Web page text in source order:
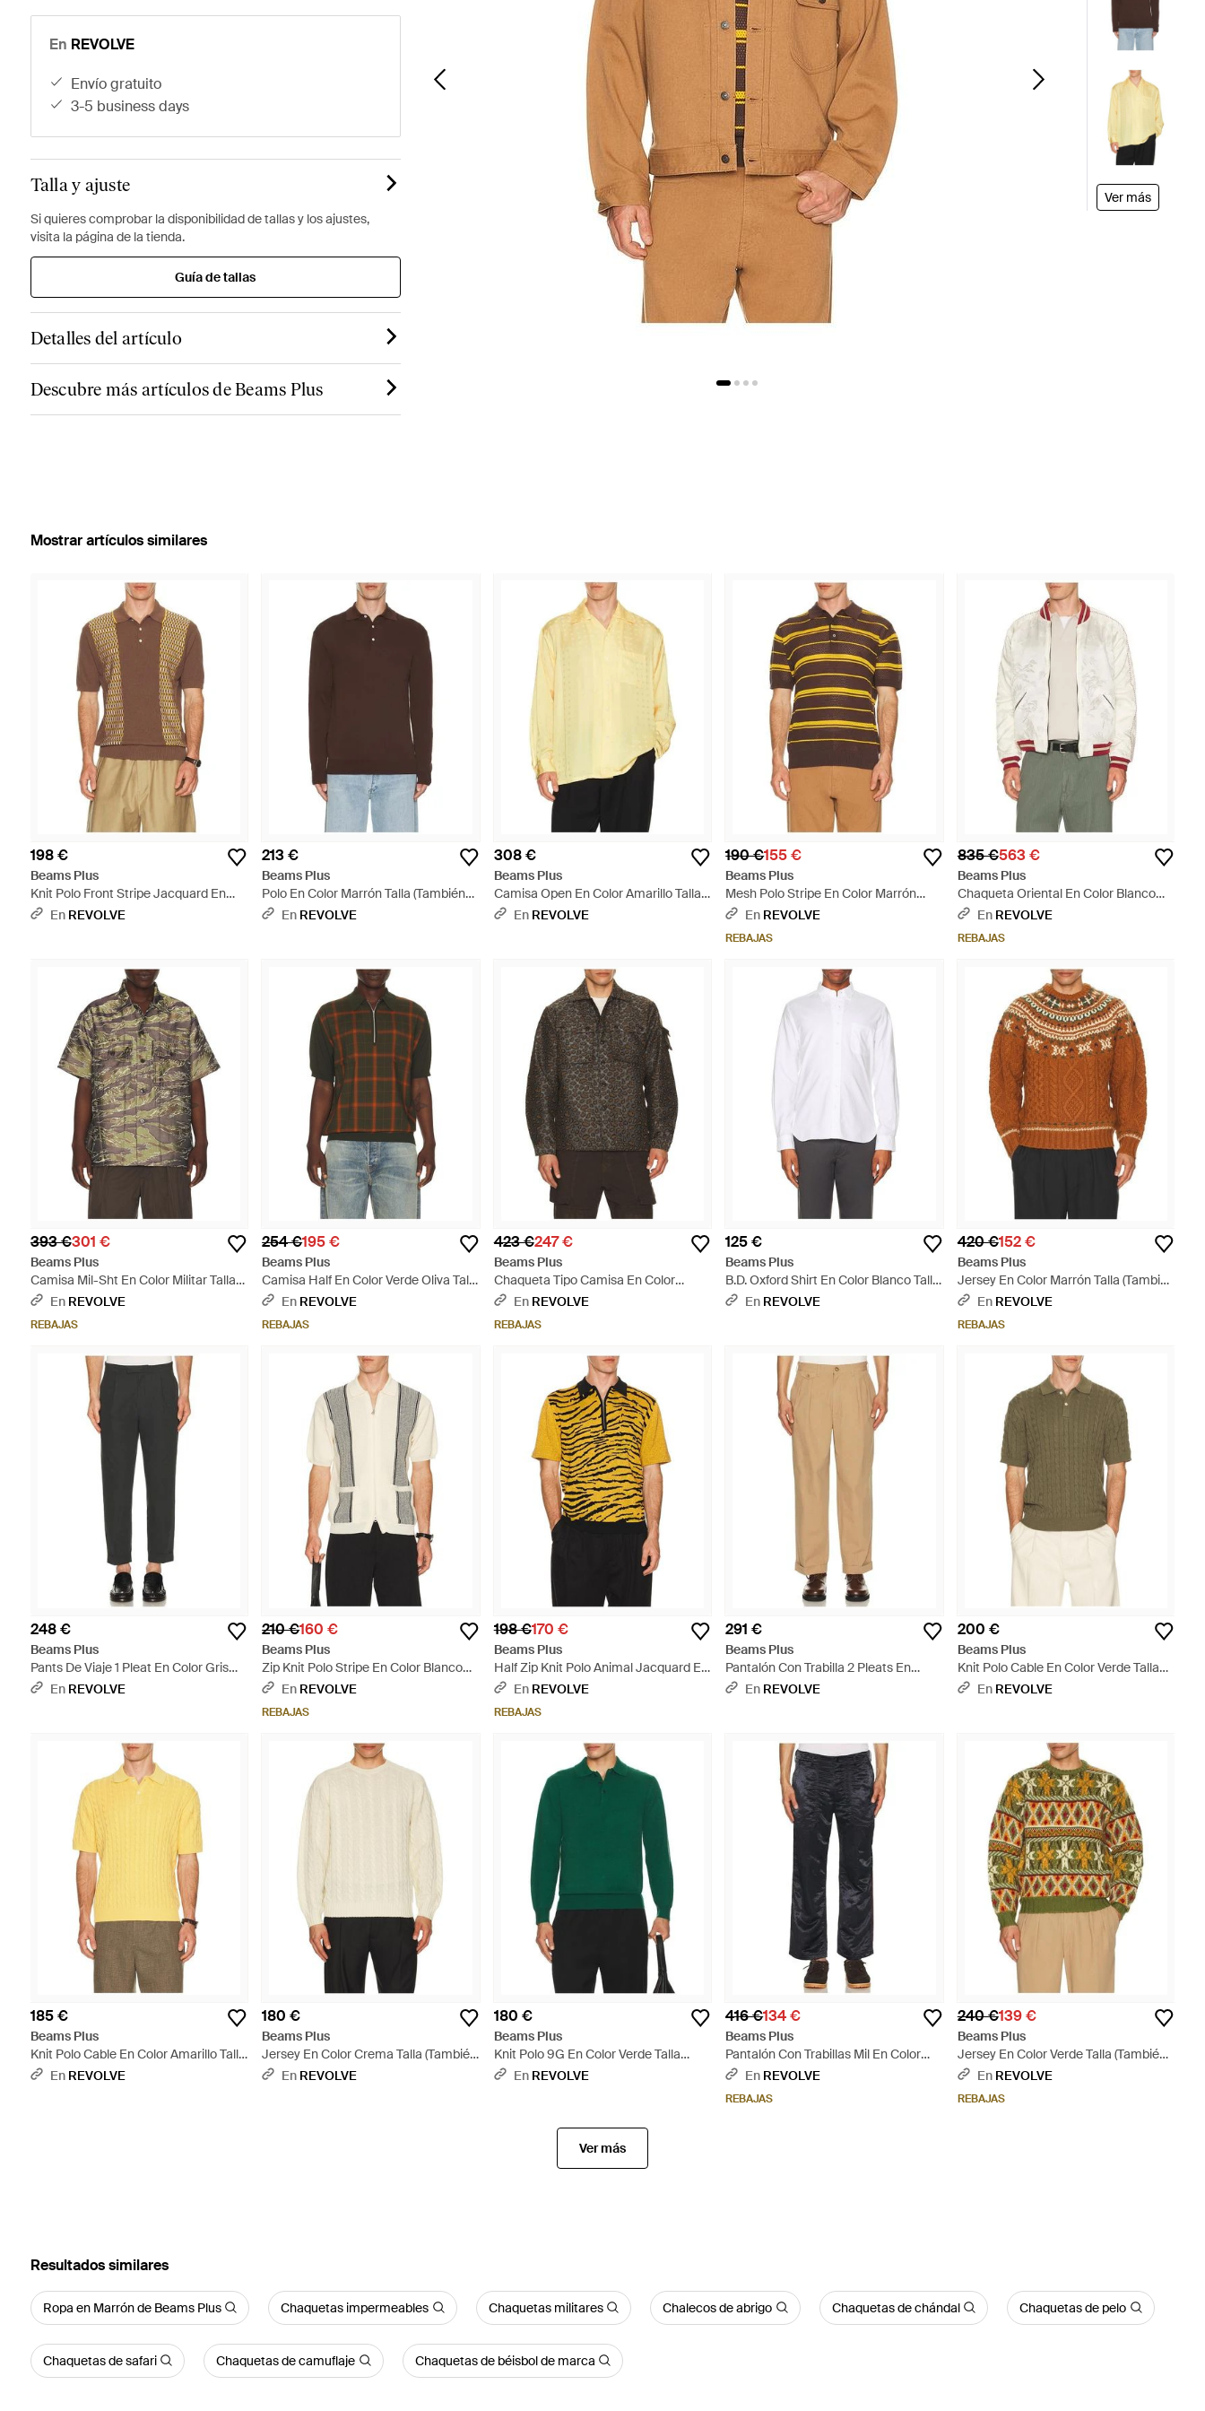
En REVOLVE
envío gratuito
3-5 business days
Talla y ajuste
Si quieres comprobar la disponibilidad de tallas y los ajustes,
visita la página de la tienda.
Guía de tallas
Detalles del artículo
Descubre más artículos de Beams Plus
Ver más
Mostrar artículos similares
198 €
Beams Plus
Knit Polo Front Stripe Jacquard En
Color Marrón Talla (También En S, M,
En REVOLVE
213 €
Beams Plus
Polo En Color Marrón Talla (También
En S, M, Xl) - Marrón
En REVOLVE
308 €
Beams Plus
Camisa Open En Color Amarillo Talla
(También En S, M, Xl) - Amarillo
En REVOLVE
190 €155 €
Beams Plus
Mesh Polo Stripe En Color Marrón
Talla (También En M, Xl) - Naranja
En REVOLVE
REBAJAS
835 €563 €
Beams Plus
Chaqueta Oriental En Color Blanco
Talla (También En M, Xl) - Blanco
En REVOLVE
REBAJAS
393 €301 €
Beams Plus
Camisa Mil-Sht En Color Militar Talla
(También En S, M, Xl) - Marrón
En REVOLVE
REBAJAS
254 €195 €
Beams Plus
Camisa Half En Color Verde Oliva Talla
(También En S, M, Xl) - Marrón
En REVOLVE
REBAJAS
423 €247 €
Beams Plus
Chaqueta Tipo Camisa En Color
Marrón Talla (También En S) - Gris
En REVOLVE
REBAJAS
125 €
Beams Plus
B.D. Oxford Shirt En Color Blanco Talla
(También En S, M, Xl) - Blanco
En REVOLVE
420 €152 €
Beams Plus
Jersey En Color Marrón Talla (También
En S) - Naranja
En REVOLVE
REBAJAS
248 €
Beams Plus
Pants De Viaje 1 Pleat En Color Gris
Talla (También En M, Xl) - Negro
En REVOLVE
210 €160 €
Beams Plus
Zip Knit Polo Stripe En Color Blanco
Talla (También En M, Xl) - Blanco
En REVOLVE
REBAJAS
198 €170 €
Beams Plus
Half Zip Knit Polo Animal Jacquard En
Color Naranja Talla (También En S, Xl)
En REVOLVE
REBAJAS
291 €
Beams Plus
Pantalón Con Trabilla 2 Pleats En
Color Marrón Talla (También En Xl) -
En REVOLVE
200 €
Beams Plus
Knit Polo Cable En Color Verde Talla
(También En S, Xl) - Verde
En REVOLVE
185 €
Beams Plus
Knit Polo Cable En Color Amarillo Talla
(También En M, Xl) - Amarillo
En REVOLVE
180 €
Beams Plus
Jersey En Color Crema Talla (También
En S, Xl) - Neutro
En REVOLVE
180 €
Beams Plus
Knit Polo 9G En Color Verde Talla
(También En M, Xl/1X) - Verde
En REVOLVE
416 €134 €
Beams Plus
Pantalón Con Trabillas Mil En Color
Negro Talla (También En Xl) - Negro
En REVOLVE
REBAJAS
240 €139 €
Beams Plus
Jersey En Color Verde Talla (También
En M) - Verde
En REVOLVE
REBAJAS
Ver más
Resultados similares
Ropa en Marrón de Beams Plus Chaquetas impermeables Chaquetas militares Chalecos de abrigo Chaquetas de chándal Chaquetas de pelo
Chaquetas de safari Chaquetas de camuflaje Chaquetas de béisbol de marca